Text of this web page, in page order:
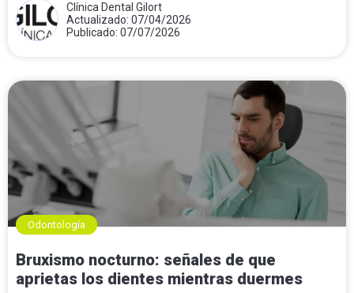
Clínica Dental Gilort
Actualizado: 07/04/2026
Publicado: 07/07/2026
Odontología
Bruxismo nocturno: señales de que
aprietas los dientes mientras duermes